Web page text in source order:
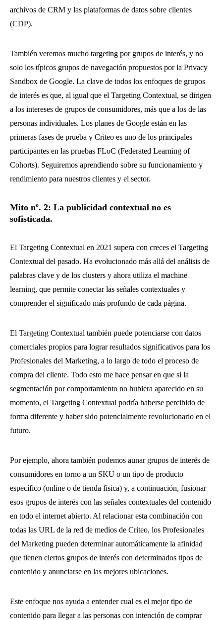
archivos de CRM y las plataformas de datos sobre clientes
(CDP).
También veremos mucho targeting por grupos de interés, y no
solo los típicos grupos de navegación propuestos por la Privacy
Sandbox de Google. La clave de todos los enfoques de grupos
de interés es que, al igual que el Targeting Contextual, se dirigen
a los intereses de grupos de consumidores, más que a los de las
personas individuales. Los planes de Google están en las
primeras fases de prueba y Criteo es uno de los principales
participantes en las pruebas FLoC (Federated Learning of
Cohorts). Seguiremos aprendiendo sobre su funcionamiento y
rendimiento para nuestros clientes y el sector.
Mito nº. 2: La publicidad contextual no es
sofisticada.
El Targeting Contextual en 2021 supera con creces el Targeting
Contextual del pasado. Ha evolucionado más allá del análisis de
palabras clave y de los clusters y ahora utiliza el machine
learning, que permite conectar las señales contextuales y
comprender el significado más profundo de cada página.
El Targeting Contextual también puede potenciarse con datos
comerciales propios para lograr resultados significativos para los
Profesionales del Marketing, a lo largo de todo el proceso de
compra del cliente. Todo esto me hace pensar en que si la
segmentación por comportamiento no hubiera aparecido en su
momento, el Targeting Contextual podría haberse percibido de
forma diferente y haber sido potencialmente revolucionario en el
futuro.
Por ejemplo, ahora también podemos aunar grupos de interés de
consumidores en torno a un SKU o un tipo de producto
específico (online o de tienda física) y, a continuación, fusionar
esos grupos de interés con las señales contextuales del contenido
en todo el internet abierto. Al relacionar esta combinación con
todas las URL de la red de medios de Criteo, los Profesionales
del Marketing pueden determinar automáticamente la afinidad
que tienen ciertos grupos de interés con determinados tipos de
contenido y anunciarse en las mejores ubicaciones.
Este enfoque nos ayuda a entender cual es el mejor tipo de
contenido para llegar a las personas con intención de comprar